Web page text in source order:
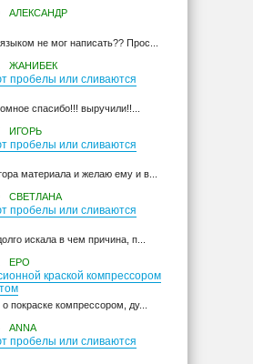
АЛЕКСАНДР
не мог написать?? Прос...
ЖАНИБЕК
пробелы или сливаются
спасибо!!! выручили!!...
ИГОРЬ
пробелы или сливаются
материала и желаю ему и в...
СВЕТЛАНА
пробелы или сливаются
искала в чем причина, п...
ЕРО
краской компрессором
покраске компрессором, ду...
ANNA
пробелы или сливаются